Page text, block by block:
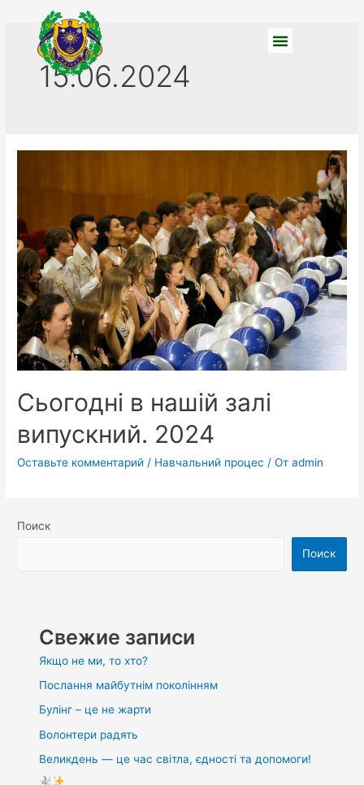
15.06.2024
Сьогодні в нашій залі
випускний. 2024
Оставьте комментарий / Навчальний процес / От admin
Поиск
Поиск
Свежие записи
Якщо не ми, то хто?
Послання майбутнім поколінням
Булінг – це не жарти
Волонтери радять
Великдень — це час світла, єдності та допомоги!